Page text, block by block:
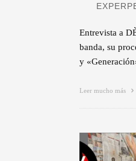
Entrevista a
banda, su
y
Leer mucho más